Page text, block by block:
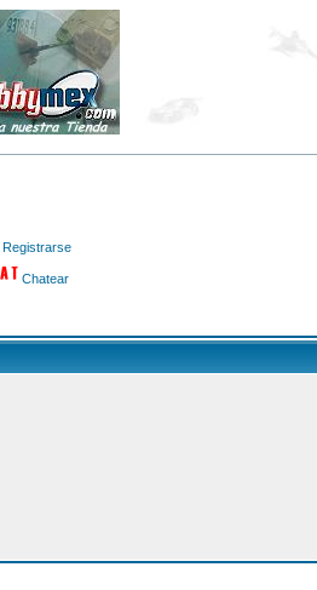
Registrarse
Chatear